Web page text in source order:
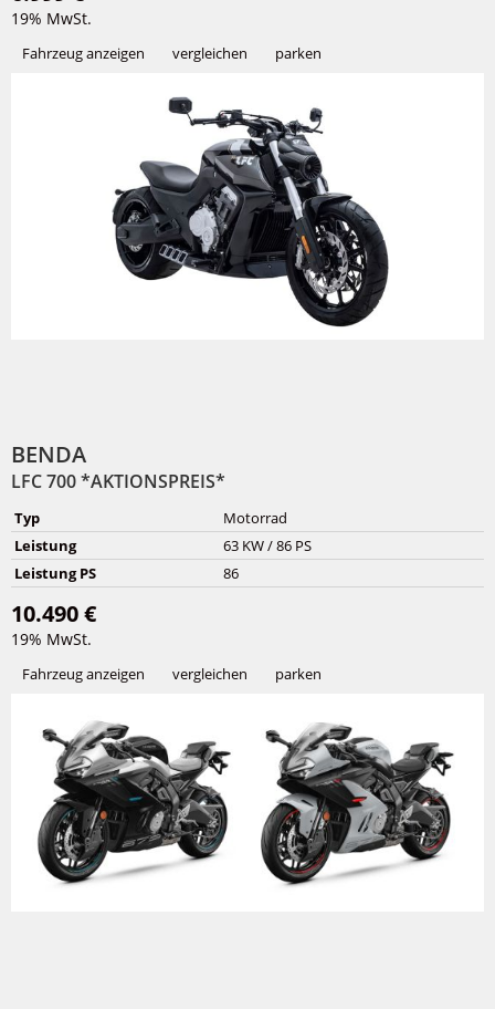
19% MwSt.
Fahrzeug anzeigen vergleichen parken
BENDA
LFC 700 *AKTIONSPREIS*
Typ
Motorrad
Leistung
63 KW / 86 PS
Leistung PS
86
10.490 €
19% MwSt.
Fahrzeug anzeigen vergleichen parken